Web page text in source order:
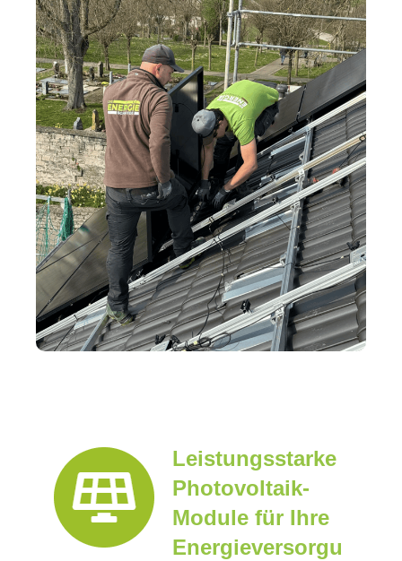
Leistungsstarke
Photovoltaik-
Module für Ihre
Energieversorgu